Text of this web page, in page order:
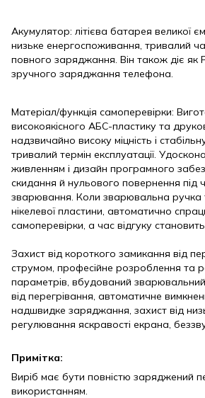
Акумулятор: літієва батарея великої
низьке енергоспоживання, тривалий
повного заряджання. Він також діє як
зручного заряджання телефона.
Матеріал/функція самоперевірки:
високоякісного АБС-пластику та
надзвичайно високу міцність і
тривалий термін експлуатації.
живленням і дизайн програмного
скидання й нульового повернення під
зварювання. Коли зварювальна ручка
нікелевої пластини, автоматично
самоперевірки, а час відгуку становить
Захист від короткого замикання від
струмом, професійне розроблення та
параметрів, вбудований
від перегрівання, автоматичне
надшвидке заряджання, захист від
регулювання яскравості екрана,
Примітка:
Виріб має бути повністю заряджений
використанням.